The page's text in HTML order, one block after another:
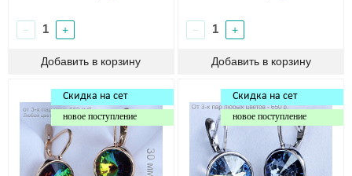
− + − +
Скидка на сет
новое поступление
Скидка на сет
новое поступление